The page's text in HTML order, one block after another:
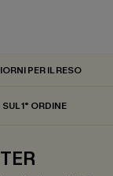
PER IL RESO
1° ORDINE